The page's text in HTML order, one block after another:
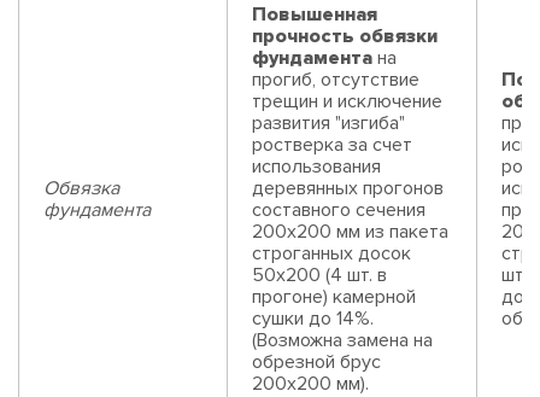
Обвязка
фундамента
Повышенная
прочность обвязки
фундамента на
прогиб, отсутствие
трещин и исключение
развития "изгиба"
ростверка за счет
использования
деревянных прогонов
составного сечения
200х200 мм из пакета
строганных досок
50х200 (4 шт. в
прогоне) камерной
сушки до 14%.
(Возможна замена на
обрезной брус
200х200 мм).
шт.
до